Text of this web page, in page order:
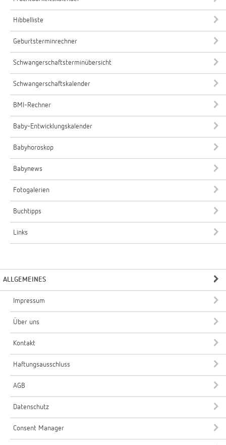
Hibbelliste
Geburtsterminrechner
Schwangerschaftsterminübersicht
Schwangerschaftskalender
BMI-Rechner
Baby-Entwicklungskalender
Babyhoroskop
Babynews
Fotogalerien
Buchtipps
Links
ALLGEMEINES
Impressum
Über uns
Kontakt
Haftungsausschluss
AGB
Datenschutz
Consent Manager